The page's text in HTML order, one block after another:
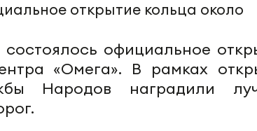
официальное
«Омега». В рамках
Народов наградили